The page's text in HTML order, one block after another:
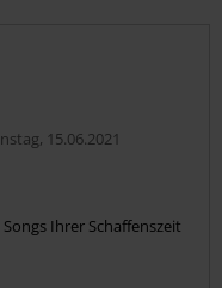
15.06.2021
Ihrer Schaffenszeit